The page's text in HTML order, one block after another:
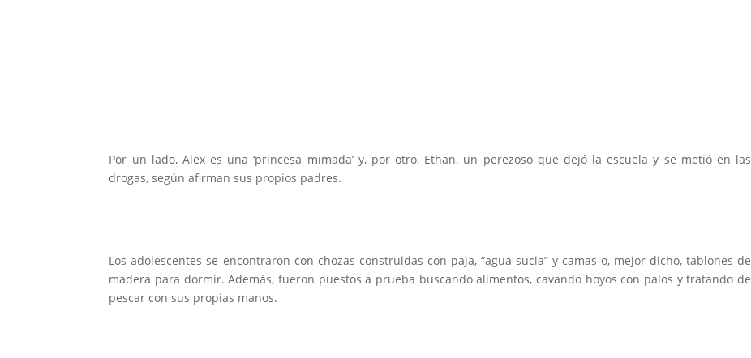
Por un lado, Alex es una ‘princesa mimada’ y, por otro, Ethan, un perezoso que dejó la escuela y se metió en las
drogas, según afirman sus propios padres.
Los adolescentes se encontraron con chozas construidas con paja, “agua sucia” y camas o, mejor dicho, tablones de
madera para dormir. Además, fueron puestos a prueba buscando alimentos, cavando hoyos con palos y tratando de
pescar con sus propias manos.